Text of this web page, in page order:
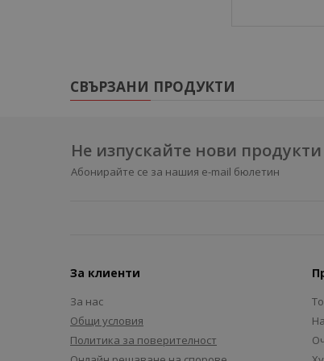
СВЪРЗАНИ ПРОДУКТИ
Не изпускайте нови
Абонирайте се за нашия e-mail бюлетин
За клиенти
За нас
Общи условия
Политика за поверителност